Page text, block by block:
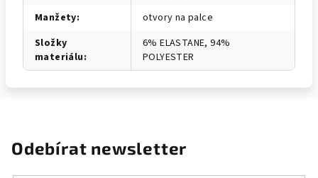
Manžety:
otvory na palce
Složky
materiálu:
6% ELASTANE, 94%
POLYESTER
Odebírat newsletter